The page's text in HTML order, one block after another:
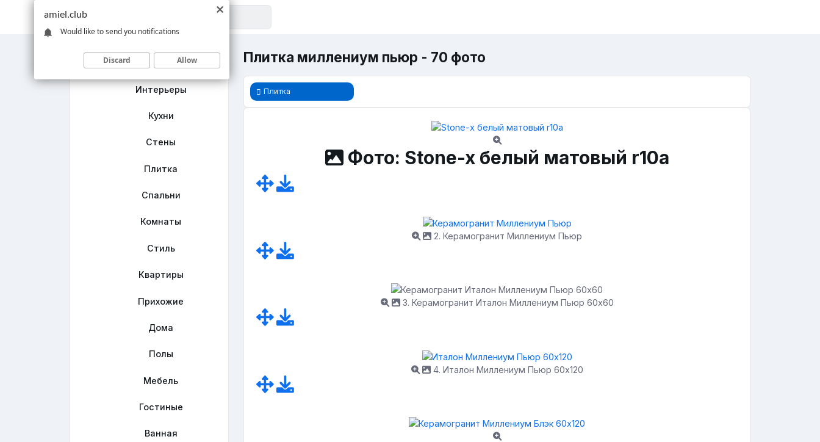
Главная
Интерьеры
Кухни
Стены
Плитка
Спальни
Комнаты
Стиль
Квартиры
Прихожие
Дома
Полы
Мебель
Гостиные
Ванная
Плитка миллениум пьюр - 70 фото
Плитка
Фото: Stone-x белый матовый r10a
2. Керамогранит Миллениум Пьюр
3. Керамогранит Италон Миллениум Пьюр 60х60
4. Италон Миллениум Пьюр 60х120
amiel.club
Would like to send you notifications
Discard Allow